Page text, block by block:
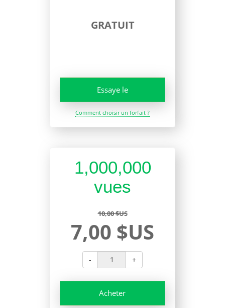
GRATUIT
Essaye le
Comment choisir un forfait ?
1,000,000
vues
10,00 $US
7,00 $US
- +
Acheter